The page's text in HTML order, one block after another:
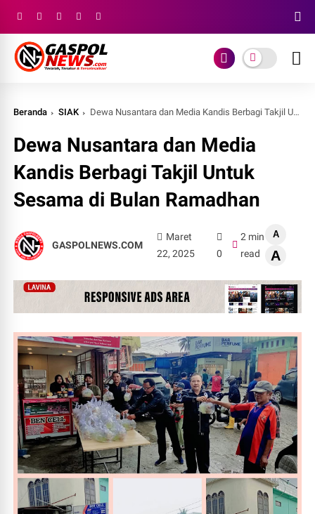
Beranda SIAK Dewa Nusantara dan Media Kandis Berbagi Takjil Untuk Sesama di Bulan Ramadhan
Dewa Nusantara dan Media
Kandis Berbagi Takjil Untuk
Sesama di Bulan Ramadhan
GASPOLNEWS.COM
Maret
22, 2025
0
2 min
read
A
A